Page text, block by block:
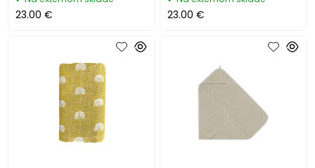
23.00 € 23.00 €